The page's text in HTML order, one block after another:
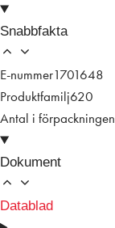
Snabbfakta
E-nummer1701648
Produktfamilj620
Antal i förpackningen
Dokument
Datablad